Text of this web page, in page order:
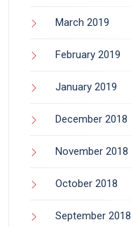
March 2019
February 2019
January 2019
December 2018
November 2018
October 2018
September 2018